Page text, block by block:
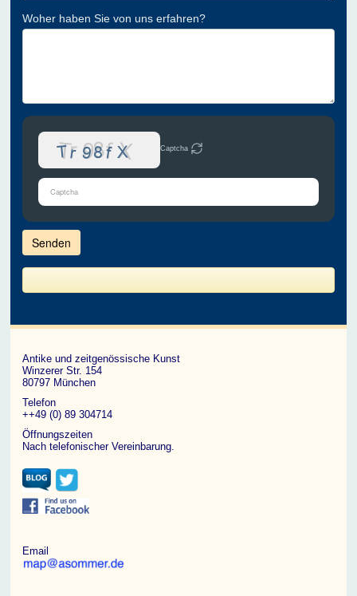
Woher haben Sie von uns erfahren?
Captcha
gib
die
im
CAPTCHA
angezeigten
bestätigen,
ein
Mensch
bist.
Antike und zeitgenössische Kunst
Winzerer Str. 154
80797 München
Telefon
++49 (0) 89 304714
Öffnungszeiten
Nach telefonischer Vereinbarung.
Email